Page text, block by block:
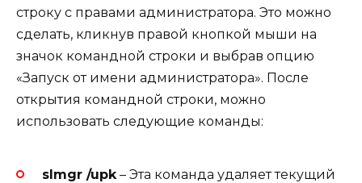
строку с правами администратора. Это можно
сделать, кликнув правой кнопкой мыши на
значок командной строки и выбрав опцию
«Запуск от имени администратора». После
открытия командной строки, можно
использовать следующие команды:
slmgr /upk – Эта команда удаляет текущий